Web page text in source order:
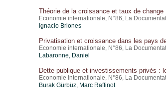
Théorie de la croissance et taux de
Economie internationale, N°86, La
Ignacio Briones
Privatisation et croissance dans les pays
Economie internationale, N°86, La
Labaronne, Daniel
Dette publique et investissements privés :
Economie internationale, N°86, La
Burak Gürbüz, Marc Raffinot